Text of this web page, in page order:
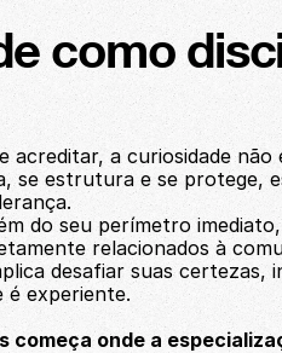
como
acreditar, a curiosidade
se estrutura e se protege,
do seu perímetro
relacionados à
desafiar suas certezas,
é experiente.
começa onde a